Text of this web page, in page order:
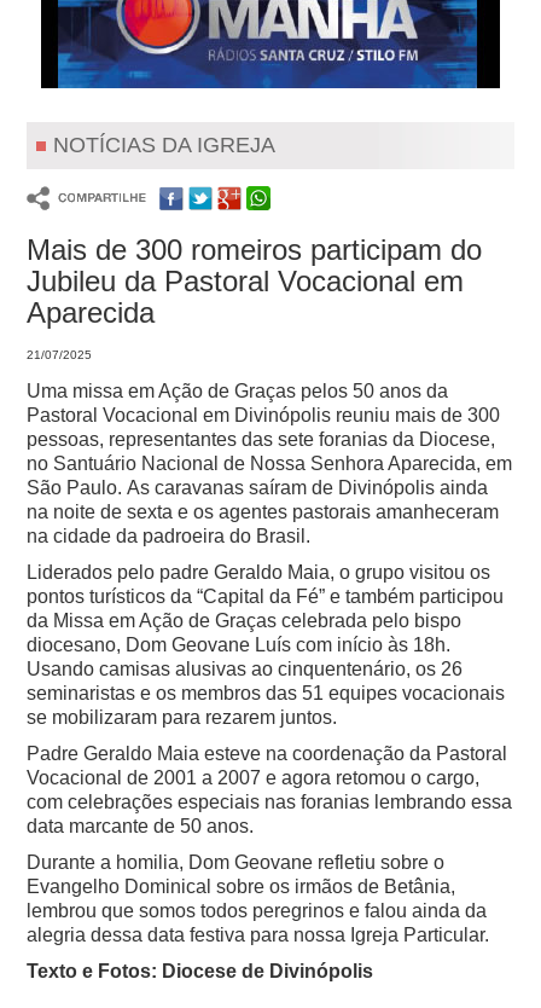
NOTÍCIAS DA IGREJA
Mais de 300 romeiros participam do
Jubileu da Pastoral Vocacional em
Aparecida
21/07/2025
Uma missa em Ação de Graças pelos 50 anos da
Pastoral Vocacional em Divinópolis reuniu mais de 300
pessoas, representantes das sete foranias da Diocese,
no Santuário Nacional de Nossa Senhora Aparecida, em
São Paulo.As caravanas saíram de Divinópolis ainda
na noite de sexta e os agentes pastorais amanheceram
na cidade da padroeira do Brasil.
Liderados pelo padre Geraldo Maia, o grupo visitou os
pontos turísticos da “Capital da Fé” e também participou
da Missa em Ação de Graças celebrada pelo bispo
diocesano, Dom Geovane Luís com início às 18h.
Usando camisas alusivas ao cinquentenário, os 26
seminaristas e os membros das 51 equipes vocacionais
se mobilizaram para rezarem juntos.
Padre Geraldo Maia esteve na coordenação da Pastoral
Vocacional de 2001 a 2007 e agora retomou o cargo,
com celebrações especiais nas foranias lembrando essa
data marcante de 50 anos.
Durante a homilia, Dom Geovane refletiu sobre o
Evangelho Dominical sobre os irmãos de Betânia,
lembrou que somos todos peregrinos e falou ainda da
alegria dessa data festiva para nossa Igreja Particular.
Texto e Fotos: Diocese de Divinópolis